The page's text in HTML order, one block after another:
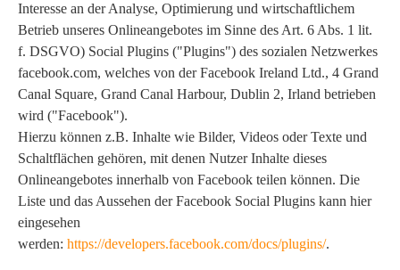
Interesse an der Analyse, Optimierung und wirtschaftlichem
Betrieb unseres Onlineangebotes im Sinne des Art. 6 Abs. 1 lit.
f. DSGVO) Social Plugins ("Plugins") des sozialen Netzwerkes
facebook.com, welches von der Facebook Ireland Ltd., 4 Grand
Canal Square, Grand Canal Harbour, Dublin 2, Irland betrieben
wird ("Facebook").
Hierzu können z.B. Inhalte wie Bilder, Videos oder Texte und
Schaltflächen gehören, mit denen Nutzer Inhalte dieses
Onlineangebotes innerhalb von Facebook teilen können. Die
Liste und das Aussehen der Facebook Social Plugins kann hier
eingesehen
werden: https://developers.facebook.com/docs/plugins/.